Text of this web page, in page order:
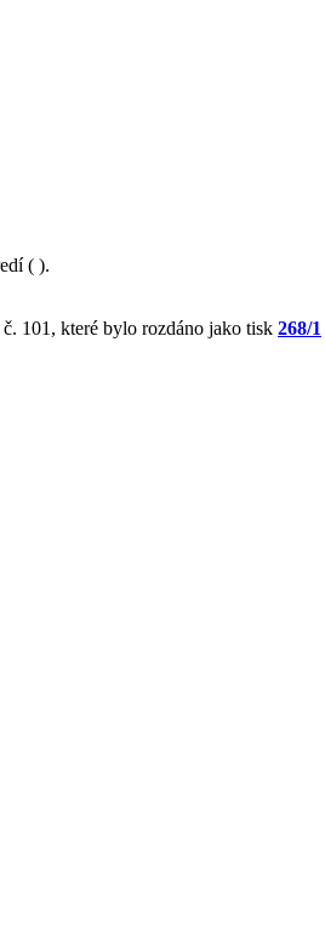
( ).
101, které bylo rozdáno jako tisk 268/1